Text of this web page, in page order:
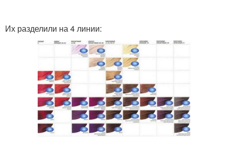
Их разделили на 4 линии: